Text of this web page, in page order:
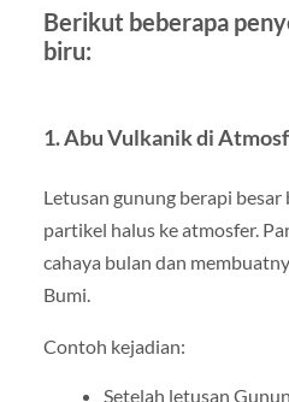
Berikut beberapa
biru:
1. Abu Vulkanik di
Letusan gunung berapi besar
partikel halus ke atmosfer.
cahaya bulan dan
Bumi.
Contoh kejadian:
Setelah letusan